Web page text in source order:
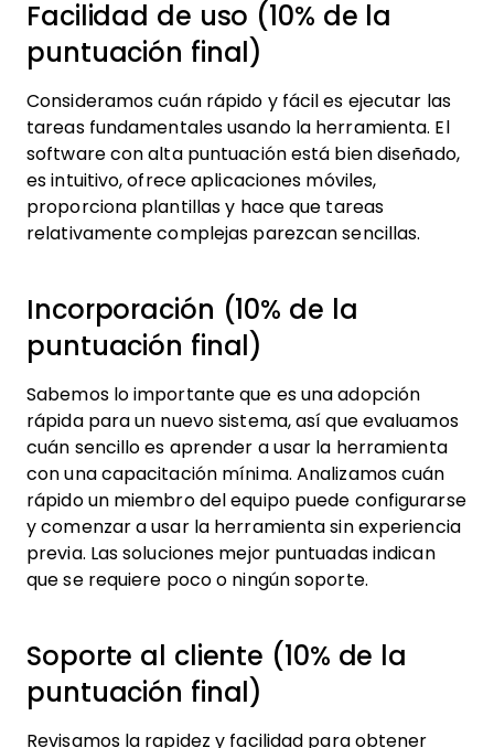
Facilidad de uso (10% de la
puntuación final)
Consideramos cuán rápido y fácil es ejecutar las
tareas fundamentales usando la herramienta. El
software con alta puntuación está bien diseñado,
es intuitivo, ofrece aplicaciones móviles,
proporciona plantillas y hace que tareas
relativamente complejas parezcan sencillas.
Incorporación (10% de la
puntuación final)
Sabemos lo importante que es una adopción
rápida para un nuevo sistema, así que evaluamos
cuán sencillo es aprender a usar la herramienta
con una capacitación mínima. Analizamos cuán
rápido un miembro del equipo puede configurarse
y comenzar a usar la herramienta sin experiencia
previa. Las soluciones mejor puntuadas indican
que se requiere poco o ningún soporte.
Soporte al cliente (10% de la
puntuación final)
Revisamos la rapidez y facilidad para obtener